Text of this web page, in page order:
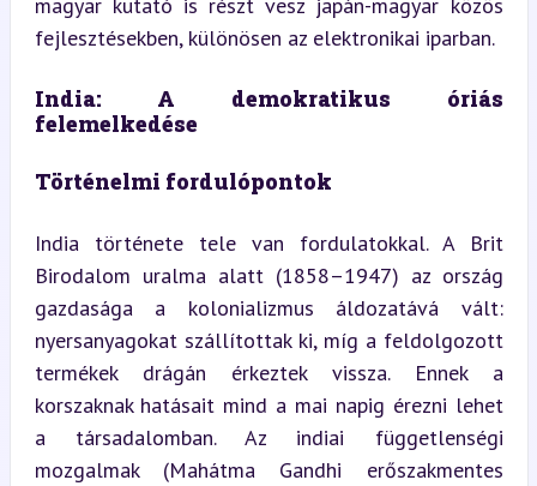
fejlesztésekben, különösen az elektronikai iparban.
India: A demokratikus óriás
felemelkedése
Történelmi fordulópontok
India története tele van fordulatokkal. A Brit
Birodalom uralma alatt (1858–1947) az ország
gazdasága a kolonializmus áldozatává vált:
nyersanyagokat szállítottak ki, míg a feldolgozott
termékek drágán érkeztek vissza. Ennek a
korszaknak hatásait mind a mai napig érezni lehet
a társadalomban. Az indiai függetlenségi
mozgalmak (Mahátma Gandhi erőszakmentes